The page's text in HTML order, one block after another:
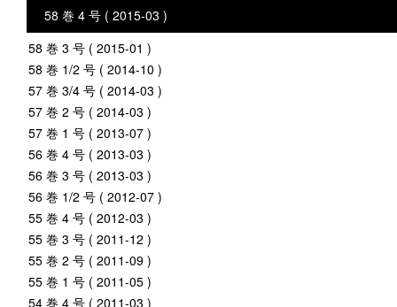
58 巻 4 号 ( 2015-03 )
58 巻 3 号 ( 2015-01 )
58 巻 1/2 号 ( 2014-10 )
57 巻 3/4 号 ( 2014-03 )
57 巻 2 号 ( 2014-03 )
57 巻 1 号 ( 2013-07 )
56 巻 4 号 ( 2013-03 )
56 巻 3 号 ( 2013-03 )
56 巻 1/2 号 ( 2012-07 )
55 巻 4 号 ( 2012-03 )
55 巻 3 号 ( 2011-12 )
55 巻 2 号 ( 2011-09 )
55 巻 1 号 ( 2011-05 )
54 巻 4 号 ( 2011-03 )